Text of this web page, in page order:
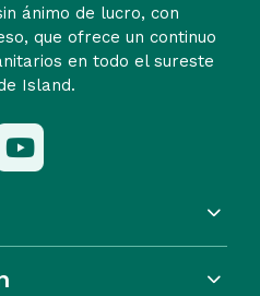
ánimo de lucro, con
que ofrece un continuo
en todo el sureste
Island.